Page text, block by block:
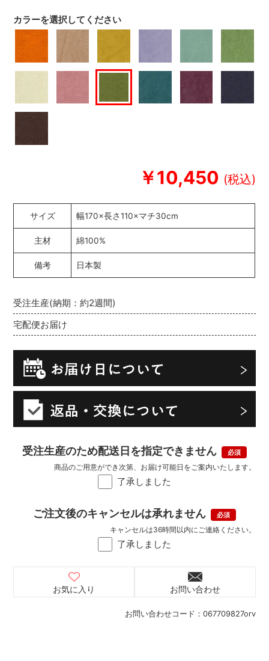
￥10,450
お問い合わせコード： 067709827orv
受注生産(納期：約2週間)
宅配便お届け
受注生産のため配送日を指定できません
了承しました
商品のご用意ができ次第、お届け可能日をご案内いたします。
ご注文後のキャンセルは承れません
了承しました
キャンセルは36時間以内にご連絡ください。
カラーを選択してください
お気に入り お問い合わせ
サイズ 幅170×長さ110×マチ30cm
主材 綿100%
備考 日本製